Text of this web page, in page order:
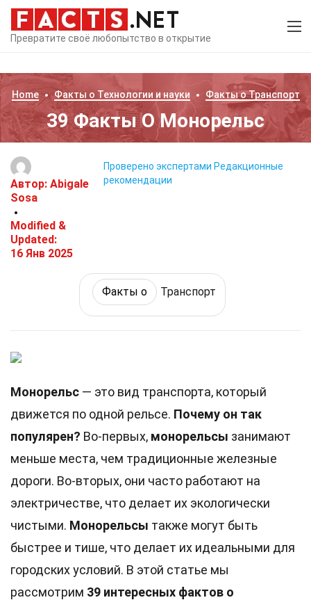
Превратите своё любопытство в открытие
Home Факты о Технологии и науки Факты оТранспорт
39 Факты О Монорельс
Автор: Abigale
Sosa
Modified &
Updated:
16 Янв 2025
Проверено экспертами Редакционные
рекомендации
Факты о Транспорт
Монорельс — это вид транспорта, который
движется по одной рельсе. Почему он так
популярен? Во-первых, монорельсы занимают
меньше места, чем традиционные железные
дороги. Во-вторых, они часто работают на
электричестве, что делает их экологически
чистыми. Монорельсы также могут быть
быстрее и тише, что делает их идеальными для
городских условий. В этой статье мы
рассмотрим 39 интересных фактов о